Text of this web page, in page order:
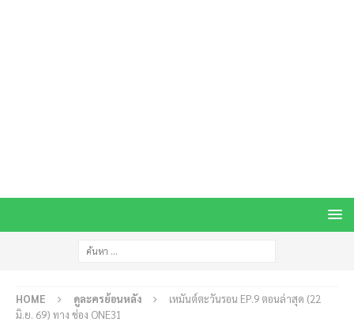
HOME ดูละครย้อนหลัง
เหมันต์ตะวันรอน EP.9 ตอนล่าสุด (22
มิ.ย. 69) ทาง ช่อง ONE31